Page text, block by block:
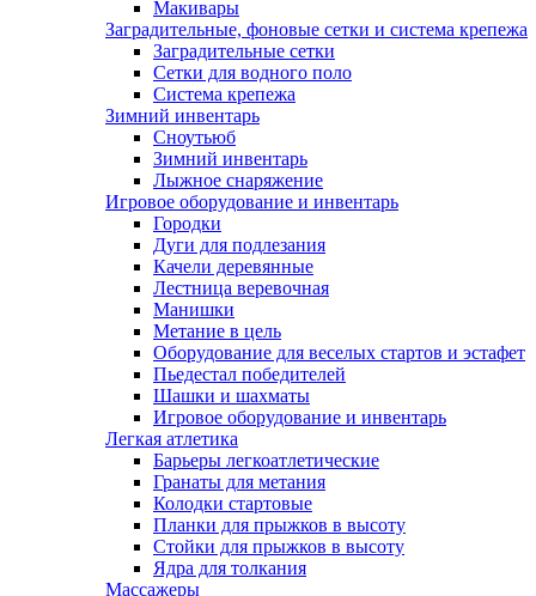
Макивары
Заградительные, фоновые сетки и система крепежа
Заградительные сетки
Сетки для водного поло
Система крепежа
Зимний инвентарь
Сноутьюб
Зимний инвентарь
Лыжное снаряжение
Игровое оборудование и инвентарь
Городки
Дуги для подлезания
Качели деревянные
Лестница веревочная
Манишки
Метание в цель
Оборудование для веселых стартов и эстафет
Пьедестал победителей
Шашки и шахматы
Игровое оборудование и инвентарь
Легкая атлетика
Барьеры легкоатлетические
Гранаты для метания
Колодки стартовые
Планки для прыжков в высоту
Стойки для прыжков в высоту
Ядра для толкания
Массажеры